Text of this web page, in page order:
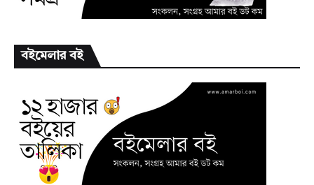
বইমেলার বই